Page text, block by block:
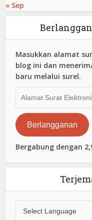
« Sep
Masukkan alamat
blog ini dan
baru melalui surel.
Surat
Elektronik
Berlangganan
Bergabung dengan